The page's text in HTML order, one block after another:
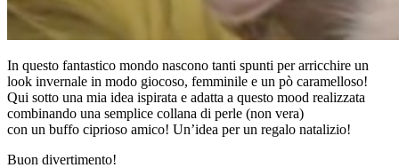
In questo fantastico mondo nascono tanti spunti per arricchire un
look invernale in modo giocoso, femminile e un pò caramelloso!
Qui sotto una mia idea ispirata e adatta a questo mood realizzata
combinando una semplice collana di perle (non vera)
con un buffo ciprioso amico! Un’idea per un regalo natalizio!
Buon divertimento!